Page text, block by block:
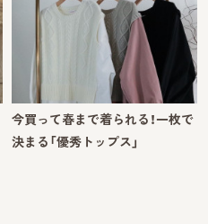
今買って春まで着られる！一枚で
決まる「優秀トップス」